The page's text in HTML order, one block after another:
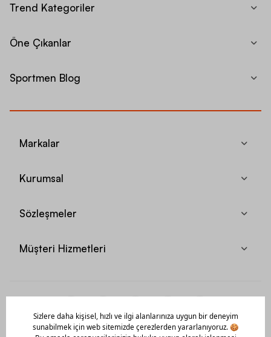
Trend Kategoriler
Öne Çıkanlar
Sportmen Blog
Markalar
Kurumsal
Sözleşmeler
Müşteri Hizmetleri